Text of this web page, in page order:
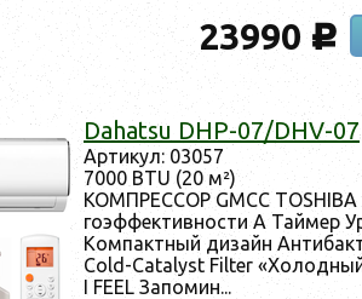
23990 c
Dahatsu DHP-07/DHV-07
Ар­ти­кул: 03057
7000 BTU (20 м²)
КОМ­ПРЕС­СОР GMCC
го­эф­фектив­ности А Тай­мер
Ком­пак­тный ди­зайн
Cold-Catalyst Filter
I FEEL За­помин...